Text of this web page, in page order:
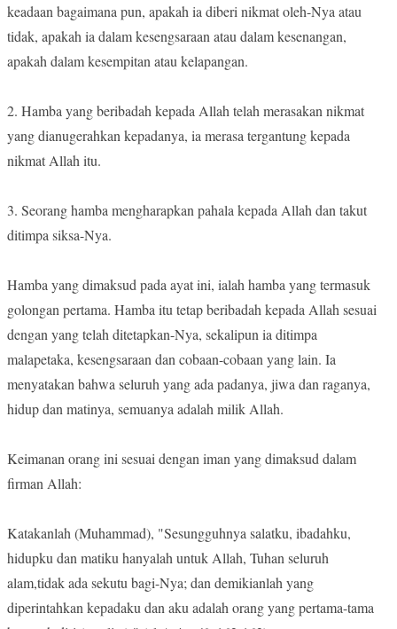
keadaan bagaimana pun, apakah ia diberi nikmat oleh-Nya atau
tidak, apakah ia dalam kesengsaraan atau dalam kesenangan,
apakah dalam kesempitan atau kelapangan.
2. Hamba yang beribadah kepada Allah telah merasakan nikmat
yang dianugerahkan kepadanya, ia merasa tergantung kepada
nikmat Allah itu.
3. Seorang hamba mengharapkan pahala kepada Allah dan takut
ditimpa siksa-Nya.
Hamba yang dimaksud pada ayat ini, ialah hamba yang termasuk
golongan pertama. Hamba itu tetap beribadah kepada Allah sesuai
dengan yang telah ditetapkan-Nya, sekalipun ia ditimpa
malapetaka, kesengsaraan dan cobaan-cobaan yang lain. Ia
menyatakan bahwa seluruh yang ada padanya, jiwa dan raganya,
hidup dan matinya, semuanya adalah milik Allah.
Keimanan orang ini sesuai dengan iman yang dimaksud dalam
firman Allah:
Katakanlah (Muhammad), "Sesungguhnya salatku, ibadahku,
hidupku dan matiku hanyalah untuk Allah, Tuhan seluruh
alam,tidak ada sekutu bagi-Nya; dan demikianlah yang
diperintahkan kepadaku dan aku adalah orang yang pertama-tama